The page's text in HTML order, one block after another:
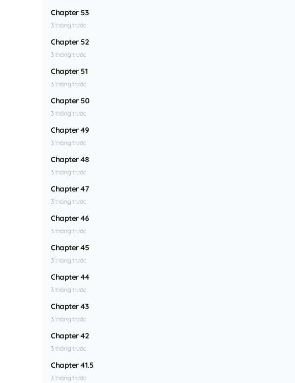
Chapter 53
3 tháng trước
Chapter 52
3 tháng trước
Chapter 51
3 tháng trước
Chapter 50
3 tháng trước
Chapter 49
3 tháng trước
Chapter 48
3 tháng trước
Chapter 47
3 tháng trước
Chapter 46
3 tháng trước
Chapter 45
3 tháng trước
Chapter 44
3 tháng trước
Chapter 43
3 tháng trước
Chapter 42
3 tháng trước
Chapter 41.5
3 tháng trước